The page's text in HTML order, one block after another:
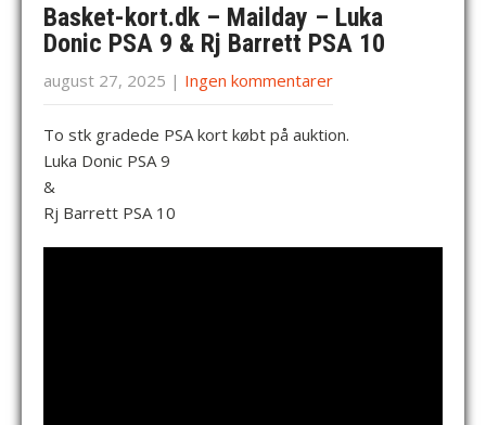
Basket-kort.dk – Mailday – Luka
Donic PSA 9 & Rj Barrett PSA 10
august 27, 2025 | Ingen kommentarer
To stk gradede PSA kort købt på auktion.
Luka Donic PSA 9
&
Rj Barrett PSA 10